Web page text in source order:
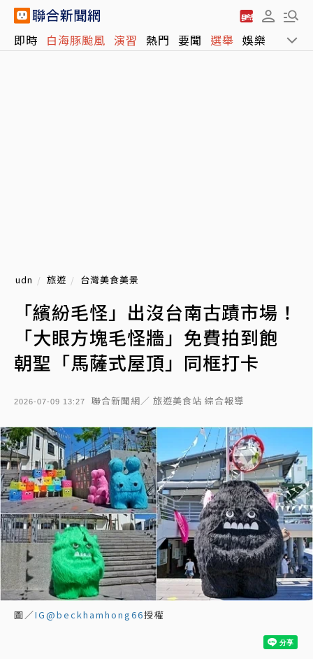
即時 白海豚颱風 演習 熱門 要聞 選舉 娛樂 運動
udn 旅遊 台灣美食美景
「繽紛毛怪」出沒台南古蹟市場！
「大眼方塊毛怪牆」免費拍到飽
朝聖「馬薩式屋頂」同框打卡
2026-07-09 13:27 聯合新聞網／ 旅遊美食站 綜合報導
圖／IG@beckhamhong66授權